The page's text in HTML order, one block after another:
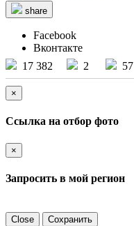
share
Facebook
Вконтакте
17 382
2 57
×
Ссылка на отбор фото
×
Запросить в мой регион
Close Сохранить